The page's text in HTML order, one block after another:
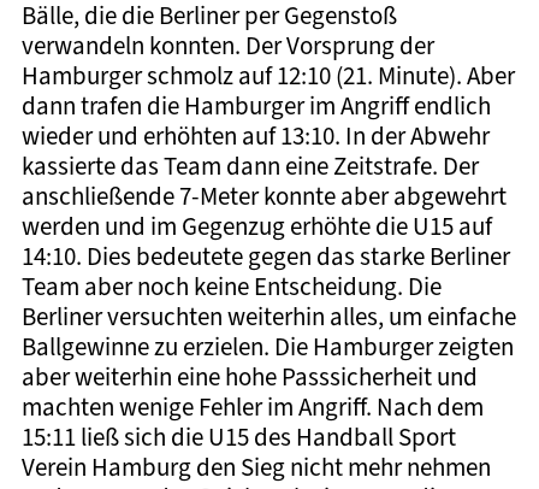
Bälle, die die Berliner per Gegenstoß
verwandeln konnten. Der Vorsprung der
Hamburger schmolz auf 12:10 (21. Minute). Aber
dann trafen die Hamburger im Angriff endlich
wieder und erhöhten auf 13:10. In der Abwehr
kassierte das Team dann eine Zeitstrafe. Der
anschließende 7-Meter konnte aber abgewehrt
werden und im Gegenzug erhöhte die U15 auf
14:10. Dies bedeutete gegen das starke Berliner
Team aber noch keine Entscheidung. Die
Berliner versuchten weiterhin alles, um einfache
Ballgewinne zu erzielen. Die Hamburger zeigten
aber weiterhin eine hohe Passsicherheit und
machten wenige Fehler im Angriff. Nach dem
15:11 ließ sich die U15 des Handball Sport
Verein Hamburg den Sieg nicht mehr nehmen